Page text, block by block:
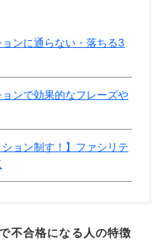
ンに通らない・落ちる3
ンで効果的なフレーズや
ション制す！】ファシリテ
不合格になる人の特徴